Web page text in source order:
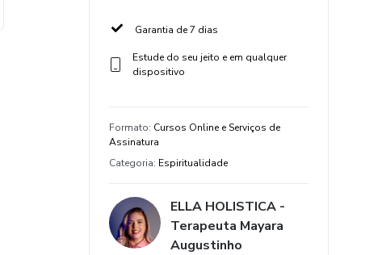
Garantia de 7 dias
Estude do seu jeito e em qualquer
dispositivo
Formato: Cursos Online e Serviços de
Assinatura
Categoria: Espiritualidade
ELLA HOLISTICA -
Terapeuta Mayara
Augustinho